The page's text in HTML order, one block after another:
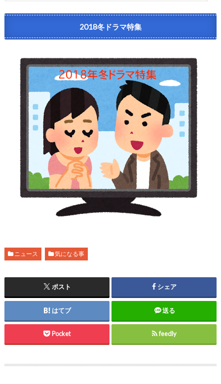
2018冬ドラマ特集
ニュース 気になる事
ポスト シェア
はてブ 送る
Pocket feedly